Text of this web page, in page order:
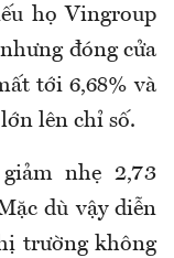
họ Vingroup
đóng cửa
tới 6,68% và
lên chỉ số.
nhẹ 2,73
dù vậy diễn
trường không